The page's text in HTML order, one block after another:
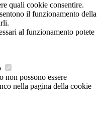
quali cookie consentire.
il funzionamento della
al funzionamento potete
non possono essere
nella pagina della cookie